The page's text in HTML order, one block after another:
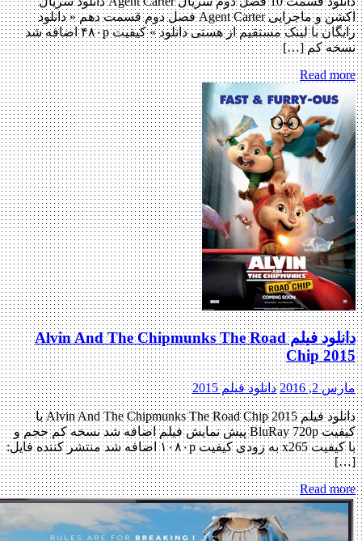
اکشن و ماجرایی Agent Carter فصل دوم قسمت دهم « دانلود
رایگان با لینک مستقیم از هستی دانلود » کیفیت ۴۸۰p اضافه شد
کم […]
Read
دانلود فیلم Alvin And The Chipmunks The Road
Chip
2016 دانلود فیلم 2015
دانلود فیلم Alvin And The Chipmunks The Road Chip 2015 با
کیفیت BluRay 720p پیش نمایش فیلم اضافه شد نسخه کم حجم و
با کیفیت x265 به زودی کیفیت ۱۰۸۰p اضافه شد منتشر کننده فایل:
Read